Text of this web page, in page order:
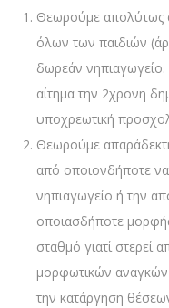
Θεωρούμε απολύτως
όλων των παιδιών
δωρεάν
αίτημα την 2χρονη
υποχρεωτική
Θεωρούμε
από οποιονδήποτε
νηπιαγωγείο ή την
οποιασδήποτε
σταθμό γιατί στερεί
μορφωτικών
την κατάργηση